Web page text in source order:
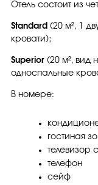
Отель состоит из
Standard (20 м², 1
кровати);
Superior (20 м², вид
односпальные
В номере:
гостиная
телевизор
телефон
сейф